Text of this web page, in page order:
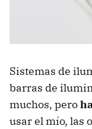
Sistemas de
barras de
muchos, pero
usar el mío, las